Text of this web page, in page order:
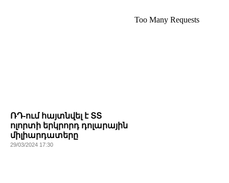
ՌԴ-ում հայտնվել է ՏՏ
ոլորտի երկրորդ դոլարային
միլիարդատերը
29/03/2024 17:30